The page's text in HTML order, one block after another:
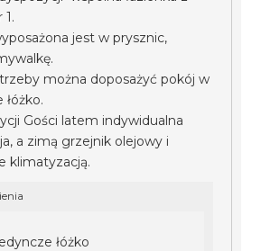
1.
jest w prysznic,
można doposażyć pokój w
Gości latem indywidualna
a zimą grzejnik olejowy i
klimatyzacją.
łóżko